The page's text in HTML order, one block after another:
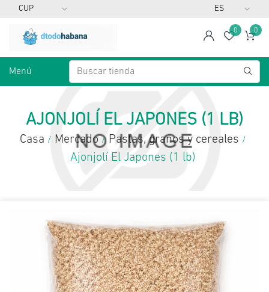
spanLista
0 0
Menú
AJONJOLÍ EL JAPONES (1 LB)
Casa / Mercado / Pastas, granos y cereales /
Ajonjolí El Japones (1 lb)